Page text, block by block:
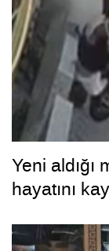
Yeni
hayatını